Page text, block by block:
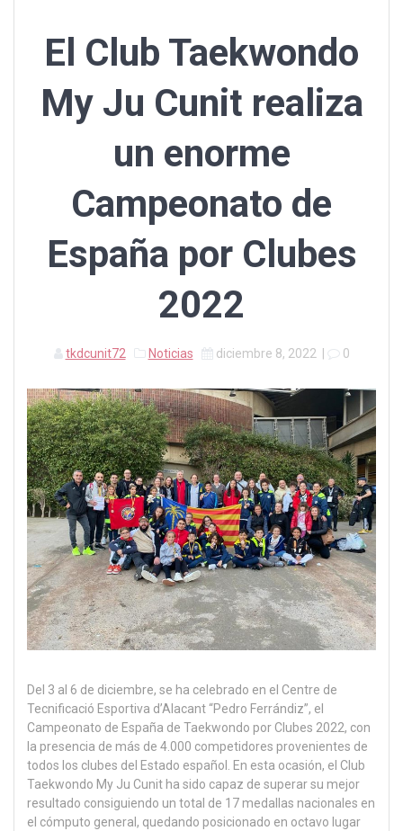
El Club Taekwondo
My Ju Cunit realiza
un enorme
Campeonato de
España por Clubes
2022
tkdcunit72 Noticias diciembre 8, 2022| 0
Del 3 al 6 de diciembre, se ha celebrado en el Centre de
Tecnificació Esportiva d’Alacant “Pedro Ferrándiz”, el
Campeonato de España de Taekwondo por Clubes 2022, con
la presencia de más de 4.000 competidores provenientes de
todos los clubes del Estado español. En esta ocasión, el Club
Taekwondo My Ju Cunit ha sido capaz de superar su mejor
resultado consiguiendo un total de 17 medallas nacionales en
el cómputo general, quedando posicionado en octavo lugar